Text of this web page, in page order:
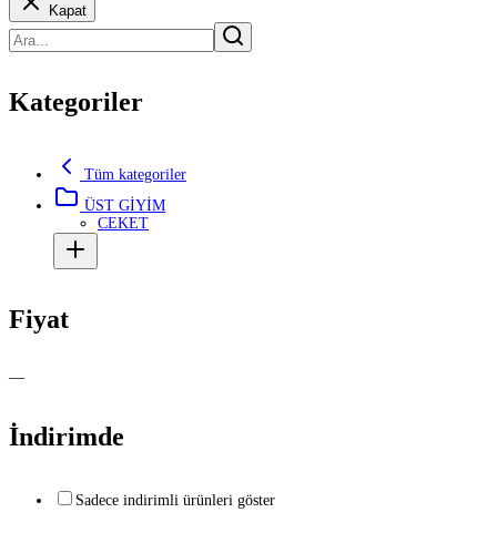
Kapat
Kategoriler
Tüm kategoriler
ÜST GİYİM
CEKET
Fiyat
—
İndirimde
Sadece indirimli ürünleri göster